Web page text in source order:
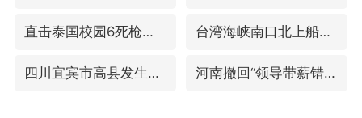
直击泰国校园6死枪击案现场 台湾海峡南口北上船舶实施交通管制
四川宜宾市高县发生4.9级地震 河南撤回“领导带薪错峰休假”通知